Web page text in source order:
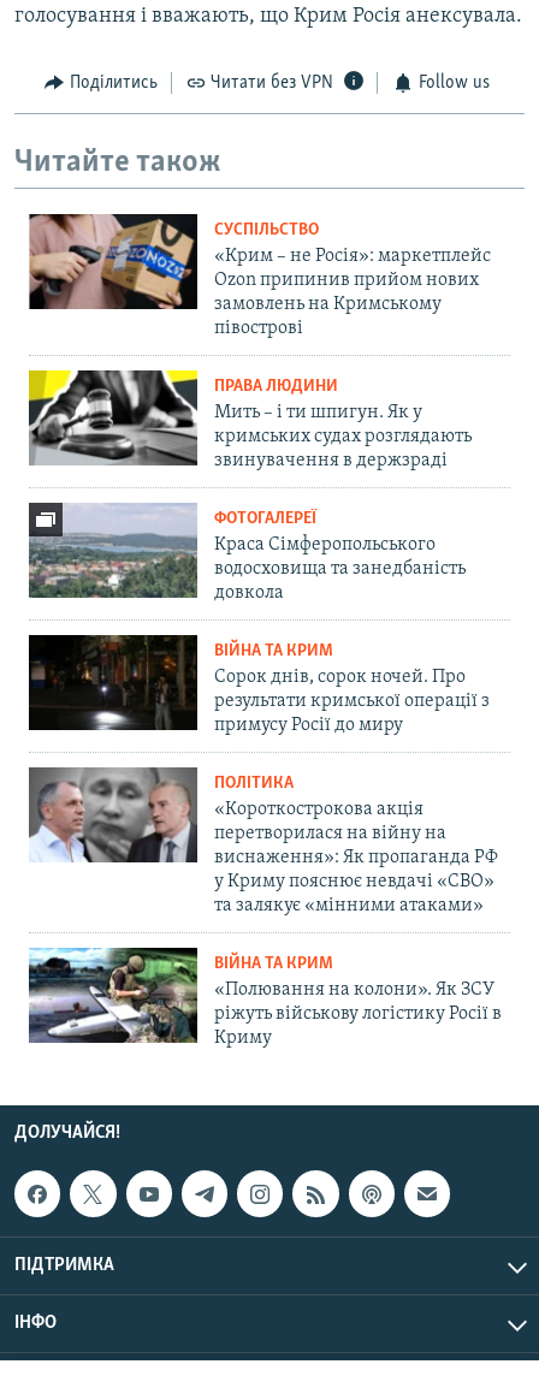
голосування і вважають, що Крим Росія анексувала.
Поділитись Читати без VPN Follow us
Читайте також
СУСПІЛЬСТВО
«Крим – не Росія»: маркетплейс
Ozon припинив прийом нових
замовлень на Кримському
півострові
ПРАВА ЛЮДИНИ
Мить – і ти шпигун. Як у
кримських судах розглядають
звинувачення в держзраді
ФОТОГАЛЕРЕЇ
Краса Сімферопольського
водосховища та занедбаність
довкола
ВІЙНА ТА КРИМ
Сорок днів, сорок ночей. Про
результати кримської операції з
примусу Росії до миру
ПОЛІТИКА
«Короткострокова акція
перетворилася на війну на
виснаження»: Як пропаганда РФ
у Криму пояснює невдачі «СВО»
та залякує «мінними атаками»
ВІЙНА ТА КРИМ
«Полювання на колони». Як ЗСУ
ріжуть військову логістику Росії в
Криму
ДОЛУЧАЙСЯ!
ПІДТРИМКА
ІНФО